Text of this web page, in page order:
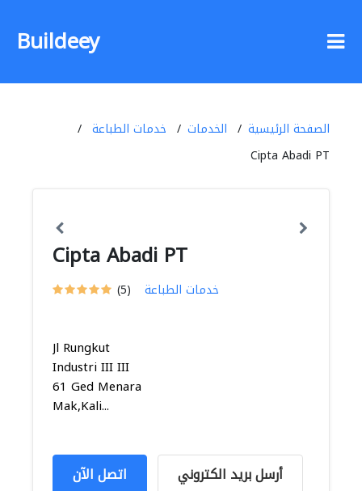
Buildeey
الصفحة الرئيسية الخدمات
خدمات الطباعة
Cipta Abadi PT
Cipta Abadi PT
(5) خدمات الطباعة
Jl Rungkut
Industri III III
61 Ged Menara
Mak,Kali...
اتصل الآن أرسل بريد الكتروني